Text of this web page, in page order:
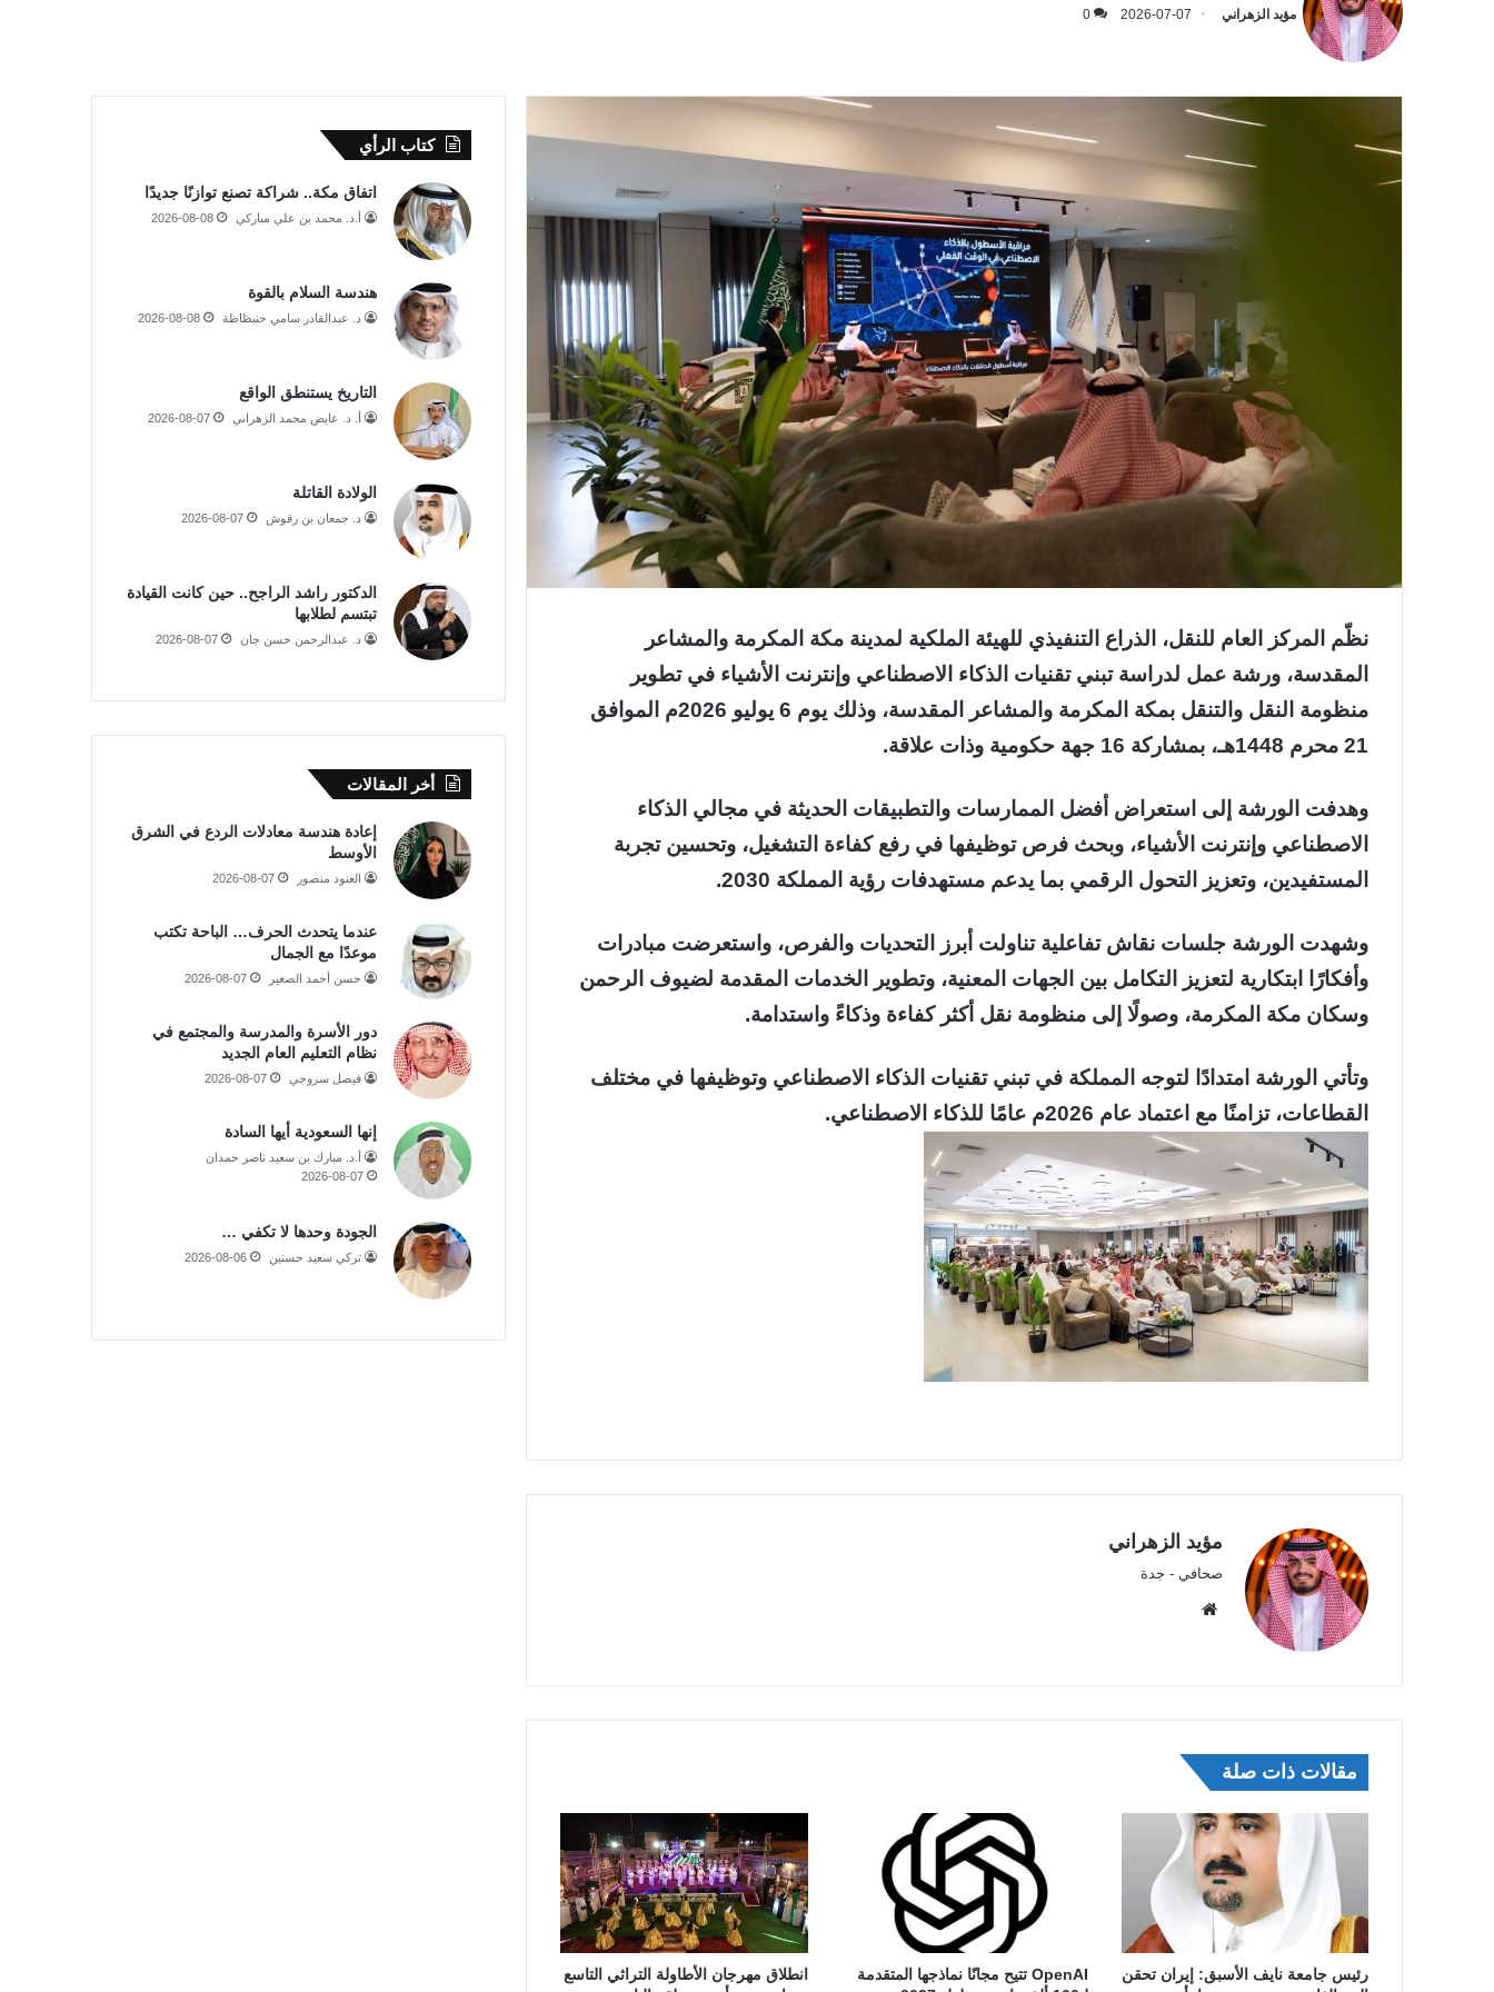
مؤيد الزهراني 2026-07-07
0
نظّم المركز العام للنقل، الذراع التنفيذي للهيئة الملكية لمدينة مكة المكرمة والمشاعر
المقدسة، ورشة عمل لدراسة تبني تقنيات الذكاء الاصطناعي وإنترنت الأشياء في تطوير
منظومة النقل والتنقل بمكة المكرمة والمشاعر المقدسة، وذلك يوم 6 يوليو 2026م الموافق
21 محرم 1448هـ، بمشاركة 16 جهة حكومية وذات علاقة.
وهدفت الورشة إلى استعراض أفضل الممارسات والتطبيقات الحديثة في مجالي الذكاء
الاصطناعي وإنترنت الأشياء، وبحث فرص توظيفها في رفع كفاءة التشغيل، وتحسين تجربة
المستفيدين، وتعزيز التحول الرقمي بما يدعم مستهدفات رؤية المملكة 2030.
وشهدت الورشة جلسات نقاش تفاعلية تناولت أبرز التحديات والفرص، واستعرضت مبادرات
وأفكارًا ابتكارية لتعزيز التكامل بين الجهات المعنية، وتطوير الخدمات المقدمة لضيوف الرحمن
وسكان مكة المكرمة، وصولًا إلى منظومة نقل أكثر كفاءة وذكاءً واستدامة.
وتأتي الورشة امتدادًا لتوجه المملكة في تبني تقنيات الذكاء الاصطناعي وتوظيفها في مختلف
القطاعات، تزامنًا مع اعتماد عام 2026م عامًا للذكاء الاصطناعي.
مؤيد الزهراني
صحافي - جدة
ب
مقالات ذات صلة
رئيس جامعة نايف الأسبق: إيران تحقن
OpenAI تتيح مجانًا نماذجها المتقدمة
انطلاق مهرجان الأطاولة التراثي التاسع
كتاب الرأي
اتفاق مكة.. شراكة تصنع توازنًا جديدًا
أ.د. محمد بن علي مباركي 2026-08-08
هندسة السلام بالقوة
د. عبدالقادر سامي حنبظاظة 2026-08-08
التاريخ يستنطق الواقع
أ. د. عايض محمد الزهراني 2026-08-07
الولادة القاتلة
د. جمعان بن رقوش 2026-08-07
الدكتور راشد الراجح.. حين كانت القيادة
تبتسم لطلابها
د. عبدالرحمن حسن جان 2026-08-07
أخر المقالات
إعادة هندسة معادلات الردع في الشرق
الأوسط
العنود منصور 2026-08-07
عندما يتحدث الحرف… الباحة تكتب
موعدًا مع الجمال
حسن أحمد الصغير 2026-08-07
دور الأسرة والمدرسة والمجتمع في
نظام التعليم العام الجديد
فيصل سروجي 2026-08-07
إنها السعودية أيها السادة
أ.د. مبارك بن سعيد ناصر حمدان
2026-08-07
الجودة وحدها لا تكفي …
تركي سعيد حسنين 2026-08-06